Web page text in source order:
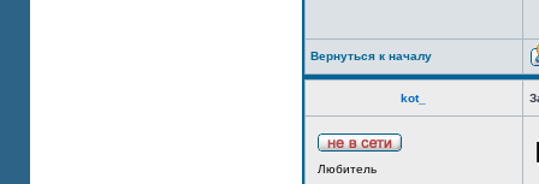
Вернуться к началу
kot_
Любитель